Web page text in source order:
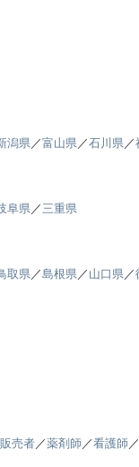
潟県／富山県／石川県／
阜県／三重県
取県／島根県／ 山口県／
売者／薬剤師 ／看護師